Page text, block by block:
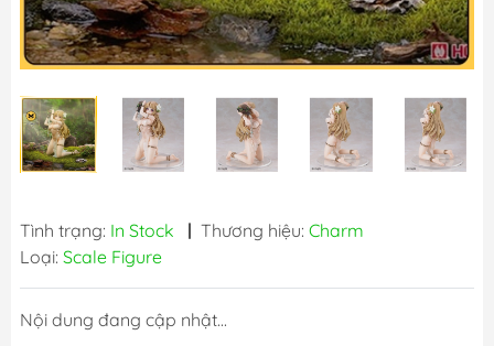
Tình trạng: In Stock | Thương hiệu: Charm
Loại: Scale Figure
Nội dung đang cập nhật...